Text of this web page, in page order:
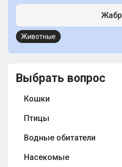
Жабр
Животные
Выбрать вопрос
Кошки
Птицы
Водные обитатели
Насекомые